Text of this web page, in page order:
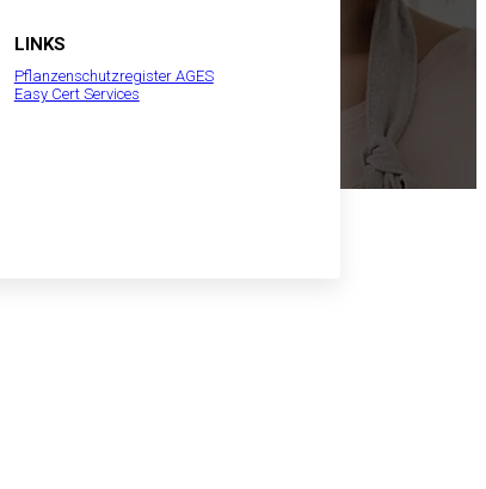
LINKS
Pflanzenschutzregister AGES
Easy Cert Services